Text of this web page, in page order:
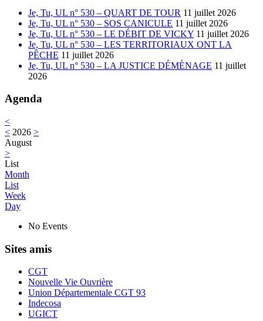
N°
82
Je, Tu, UL n° 530 – QUART DE TOUR 11 juillet 2026
Je, Tu, UL n° 530 – SOS CANICULE 11 juillet 2026
Je, Tu, UL n° 530 – LE DÉBIT DE VICKY 11 juillet 2026
Je, Tu, UL n° 530 – LES TERRITORIAUX ONT LA
PÊCHE 11 juillet 2026
Je, Tu, UL n° 530 – LA JUSTICE DÉMÈNAGE 11 juillet
2026
Agenda
<
< 2026 >
August
>
List
Month
List
Week
Day
No Events
Sites amis
CGT
Nouvelle Vie Ouvrière
Union Départementale CGT 93
Indecosa
UGICT